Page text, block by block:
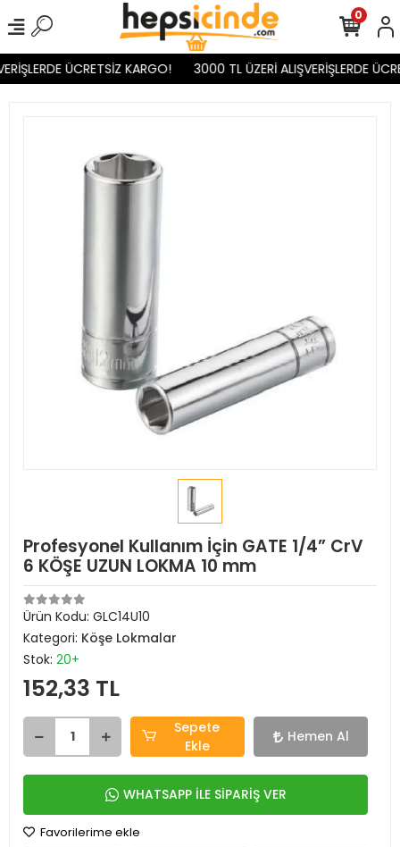
ÜCRETSİZ KARGO! 3000 TL ÜZERİ ALIŞVERİŞLERDE
0
Profesyonel Kullanım İçin GATE 1/4” CrV
6 KÖŞE UZUN LOKMA 10 mm
Ürün Kodu: GLC14U10
Kategori: Köşe Lokmalar
Stok: 20+
152,33 TL
Sepete
Ekle
Hemen Al
WHATSAPP İLE SİPARİŞ VER
Favorilerime ekle